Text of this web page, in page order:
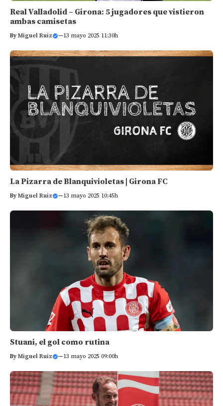
Real Valladolid – Girona: 5 jugadores que vistieron
ambas camisetas
ByMiguel Ruiz —13 mayo 2025 11:30h
La Pizarra de Blanquivioletas | Girona FC
ByMiguel Ruiz —13 mayo 2025 10:45h
Stuani, el gol como rutina
ByMiguel Ruiz —13 mayo 2025 09:00h